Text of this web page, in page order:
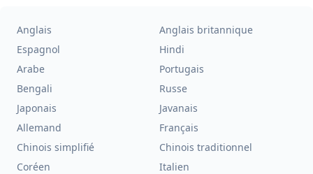
Anglais
Anglais britannique
Espagnol
Hindi
Arabe
Portugais
Bengali
Russe
Japonais
Javanais
Allemand
Français
Chinois simplifié
Chinois traditionnel
Coréen
Italien